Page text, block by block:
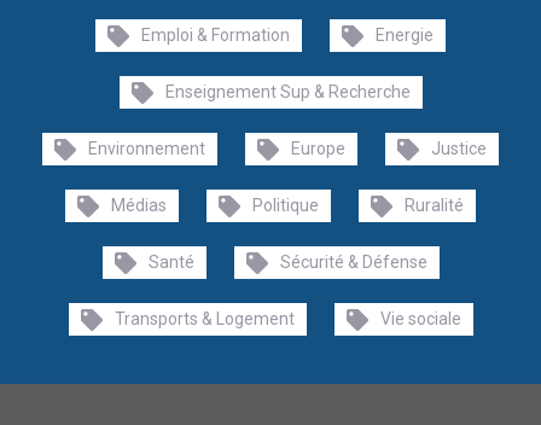
Emploi & Formation Energie
Enseignement Sup & Recherche
Environnement Europe Justice
Médias Politique Ruralité
Santé Sécurité & Défense
Transports & Logement Vie sociale